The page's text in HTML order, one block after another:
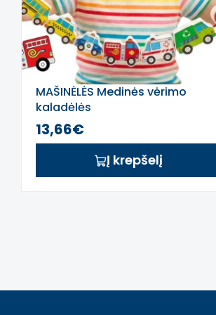
MAŠINĖLĖS Medinės vėrimo
kaladėlės
13,66€
Į krepšelį